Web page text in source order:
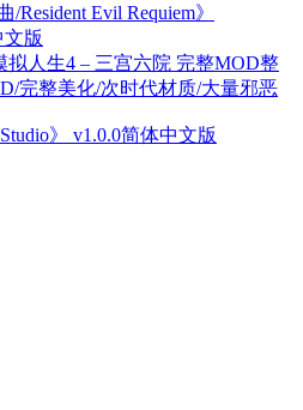
/Resident Evil Requiem》
文版
拟人生4 – 三宫六院 完整MOD整
完整美化/次时代材质/大量邪恶
》 v1.0.0简体中文版